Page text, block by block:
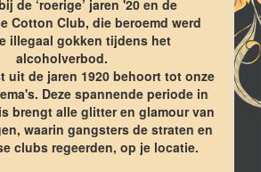
de ‘roerige’ jaren '20 en de
Cotton Club, die beroemd werd
illegaal gokken tijdens het
alcoholverbod.
uit de jaren 1920 behoort tot onze
Deze spannende periode in
brengt alle glitter en glamour van
waarin gangsters de straten en
clubs regeerden, op je locatie.